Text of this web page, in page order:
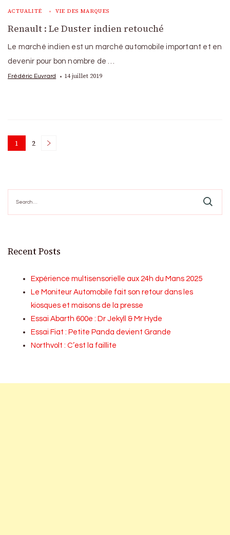
ACTUALITÉ VIE DES MARQUES
Renault : Le Duster indien retouché
Le marché indien est un marché automobile important et en
devenir pour bon nombre de …
Frédéric Euvrard 14 juillet 2019
Posts
Page
1 Page
2
for:
Recent Posts
Expérience multisensorielle aux 24h du Mans 2025
Le Moniteur Automobile fait son retour dans les
kiosques et maisons de la presse
Essai Abarth 600e : Dr Jekyll & Mr Hyde
Essai Fiat : Petite Panda devient Grande
Northvolt : C’est la faillite